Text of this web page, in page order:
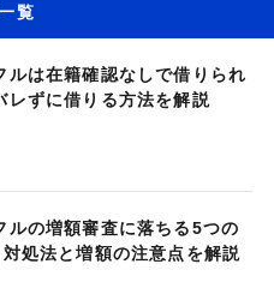
覧
ルは在籍確認なしで借りられ
レずに借りる方法を解説
ルの増額審査に落ちる5つの
処法と増額の注意点を解説